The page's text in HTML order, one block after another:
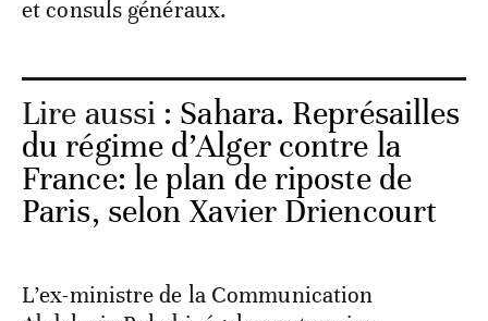
et consuls généraux.
Lire aussi : Sahara. Représailles
du régime d’Alger contre la
France: le plan de riposte de
Paris, selon Xavier Driencourt
L’ex-ministre de la Communication